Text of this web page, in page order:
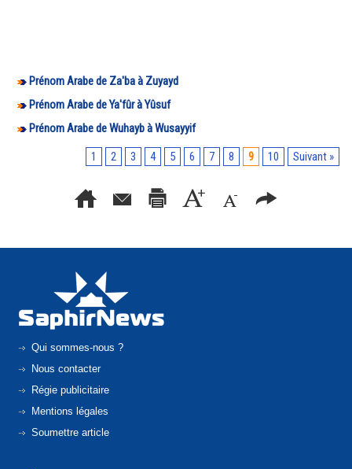
Prénom Arabe de Za'ba à Zuyayd
Prénom Arabe de Ya'fûr à Yûsuf
Prénom Arabe de Wuhayb à Wusayyif
1
2 3 4 5 6 7 8 9 10 Suivant »
Qui sommes-nous ?
Nous contacter
Régie publicitaire
Mentions légales
Soumettre article